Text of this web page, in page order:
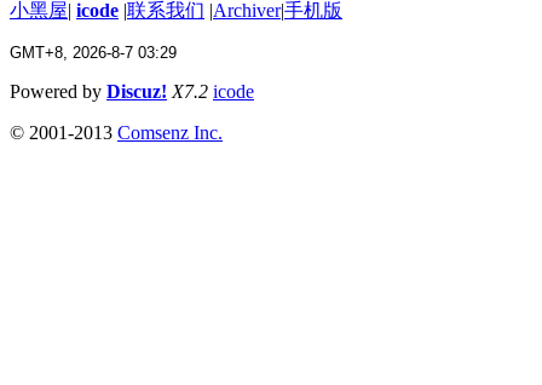
小黑屋| icode |联系我们 |Archiver|手机版
GMT+8, 2026-8-7 03:29
Powered by Discuz! X7.2 icode
© 2001-2013 Comsenz Inc.